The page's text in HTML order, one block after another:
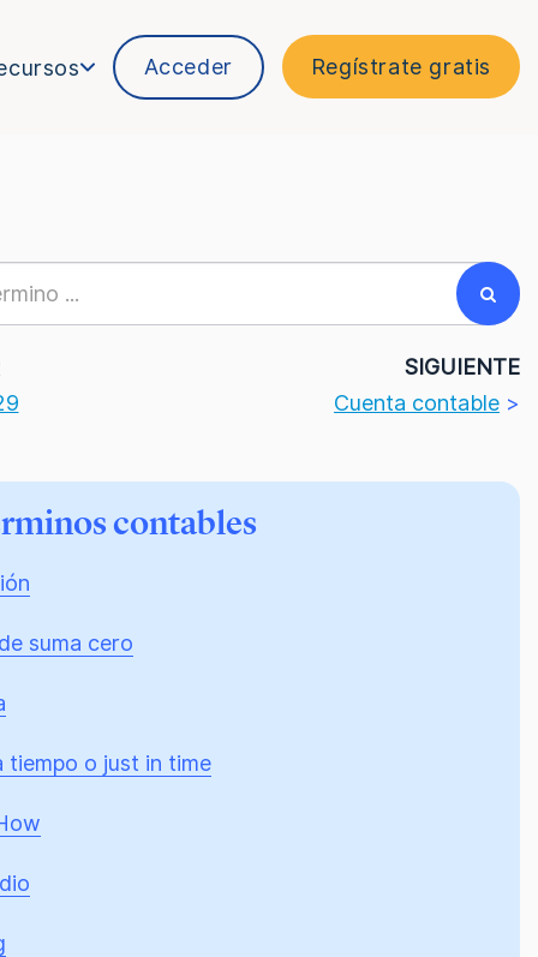
Regístrate gratis
Acceder
SIGUIENTE
Cuenta contable >
contables
suma cero
tiempo o just in time